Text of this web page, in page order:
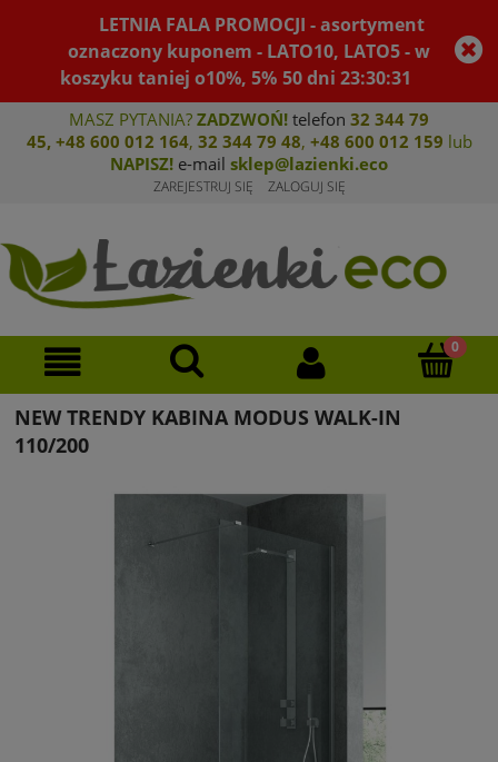
LETNIA FALA PROMOCJI - asortyment
oznaczony kuponem - LATO10, LATO5 - w
koszyku taniej o10%, 5% 50dni23:30:30
MASZ PYTANIA? ZADZWOŃ! telefon 32 344 79
45, +48 600 012 164, 32 344 79 48, +48 600 012 159 lub
NAPISZ! e-mail sklep@lazienki.eco
ZAREJESTRUJ SIĘ ZALOGUJ SIĘ
NEW TRENDY KABINA MODUS WALK-IN
110/200